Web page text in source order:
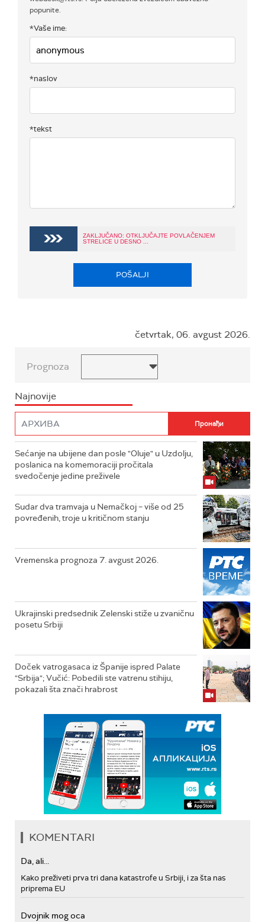
popunite.
*Vaše ime:
*naslov
*tekst
ZAKLJUČANO: OTKLJUČAJTE POVLAČENJEM
STRELICE U DESNO ...
POŠALJI
četvrtak, 06. avgust 2026.
Prognoza
Najnovije
Sećanje na ubijene dan posle "Oluje" u Uzdolju,
poslanica na komemoraciji pročitala
svedočenje jedine preživele
Sudar dva tramvaja u Nemačkoj – više od 25
povređenih, troje u kritičnom stanju
Vremenska prognoza 7. avgust 2026.
Ukrajinski predsednik Zelenski stiže u zvaničnu
posetu Srbiji
Doček vatrogasaca iz Španije ispred Palate
"Srbija"; Vučić: Pobedili ste vatrenu stihiju,
pokazali šta znači hrabrost
KOMENTARI
Da, ali...
Kako preživeti prva tri dana katastrofe u Srbiji, i za šta nas
priprema EU
Dvojnik mog oca